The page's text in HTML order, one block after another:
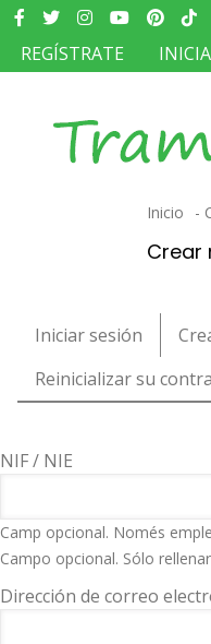
Pasar
contenido
Redes
sociales
MENÚ
DEL
D'USUARI
REGÍSTRATE
Sobrescribir
ayuda
a
la
Inicio
Crear
Primary
tabs
Iniciar sesión
Reinicializar su
NIF / NIE
Camp opcional. Només
Campo opcional. Sólo
Dirección de correo